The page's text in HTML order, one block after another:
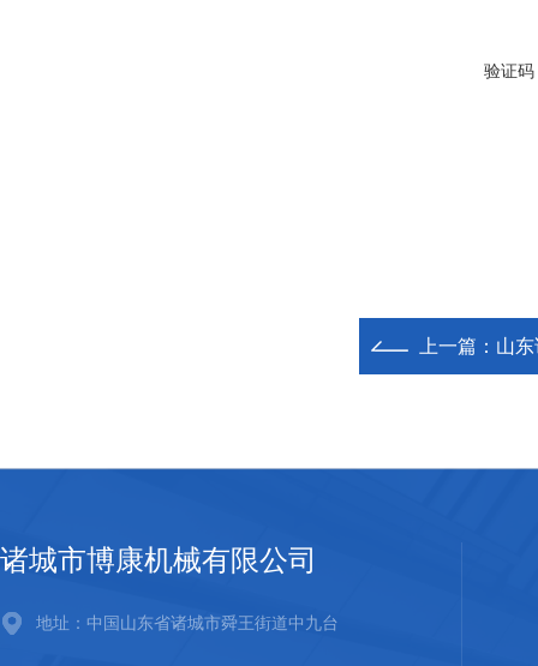
验证码
上一篇： 山
诸城市博康机械有限公司
地址：中国山东省诸城市舜王街道中九台